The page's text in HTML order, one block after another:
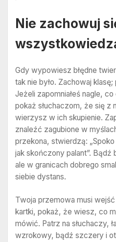
Nie zachowuj
Gdy wypowiesz błędne
tak nie było. Zachowaj
Jeżeli zapomniałeś nagle,
pokaż słuchaczom, że się z
wierzysz w ich skupienie.
znaleźć zagubione w
przekona, stwierdzą:
jak skończony palant”. Bądź
ale w granicach dobrego
siebie dystans.
Twoja przemowa musi
kartki, pokaż, że wiesz, co
mówić. Patrz na słuchaczy,
wzrokowy, bądź szczery i